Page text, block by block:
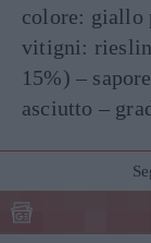
colore: giallo
vitigni:
15%) –
asciutto –